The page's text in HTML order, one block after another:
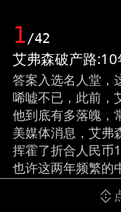
1/42
艾弗森破产路
答案入选名人堂，
唏嘘不已，此前，
他到底有多落魄，
美媒体消息，艾弗
挥霍了折合人民币
也许这两年频繁的
善，但此前落魄，
言，这就是残酷的